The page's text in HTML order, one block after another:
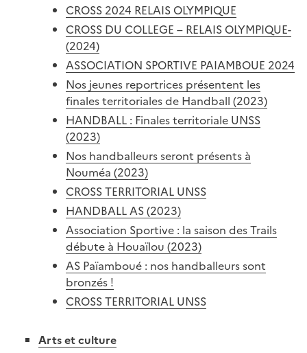
CROSS 2024 RELAIS OLYMPIQUE
CROSS DU COLLEGE – RELAIS OLYMPIQUE-
(2024)
ASSOCIATION SPORTIVE PAIAMBOUE 2024
Nos jeunes reportrices présentent les
finales territoriales de Handball (2023)
HANDBALL : Finales territoriale UNSS
(2023)
Nos handballeurs seront présents à
Nouméa (2023)
CROSS TERRITORIAL UNSS
HANDBALL AS (2023)
Association Sportive : la saison des Trails
débute à Houaïlou (2023)
AS Païamboué : nos handballeurs sont
bronzés !
CROSS TERRITORIAL UNSS
Arts et culture